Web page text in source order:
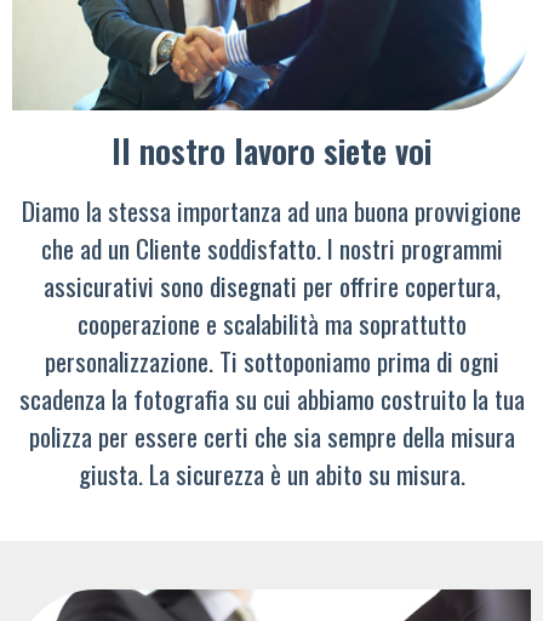
Il nostro lavoro siete voi
Diamo la stessa importanza ad una buona provvigione
che ad un Cliente soddisfatto. I nostri programmi
assicurativi sono disegnati per offrire copertura,
cooperazione e scalabilità ma soprattutto
personalizzazione. Ti sottoponiamo prima di ogni
scadenza la fotografia su cui abbiamo costruito la tua
polizza per essere certi che sia sempre della misura
giusta. La sicurezza è un abito su misura.